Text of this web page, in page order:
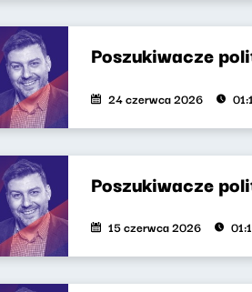
Poszukiwacze
24 czerwca 2026
Poszukiwacze
15 czerwca 2026